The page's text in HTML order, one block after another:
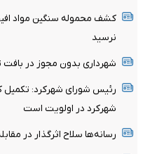
نرسید
شهرداری بدون مجوز در بافت
رئیس شورای شهرکرد: تکمیل
شهرکرد در اولویت است
رسانه‌ها سلاح اثرگذار در